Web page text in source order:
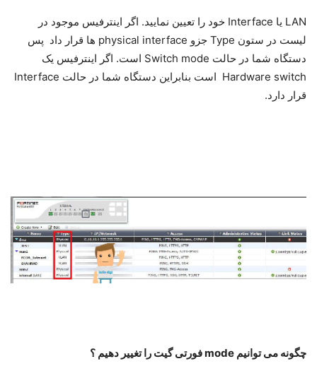
LAN ﯾﺎ Interface ﺧﻮد را ﺗﻌﯿﯿﻦ ﻧﻤﺎﯾﯿﺪ. اﮔﺮ اﯾﻨﺘﺮﻓﯿﺲ ﻣﻮﺟﻮد در
ﻟﯿﺴﺖ در ﺳﺘﻮن Type ﺟﺰو physical interface ﻫﺎ ﻗﺮار داد ﭘﺲ
دﺳﺘﮕﺎه ﺷﻤﺎ در ﺣﺎﻟﺖ Switch mode اﺳﺖ. اﮔﺮ اﯾﻨﺘﺮﻓﯿﺲ ﯾﮏ
Hardware switch اﺳﺖ ﺑﻨﺎﺑﺮاﯾﻦ دﺳﺘﮕﺎه ﺷﻤﺎ در ﺣﺎﻟﺖ Interface
ﻗﺮار دارد.
ﭼﮕﻮﻧﻪ ﻣﯽ ﺗﻮاﻧﯿﻢ mode ﻓﻮرﺗﯽ ﮔﯿﺖ را ﺗﻐﯿﯿﺮ دﻫﯿﻢ ؟